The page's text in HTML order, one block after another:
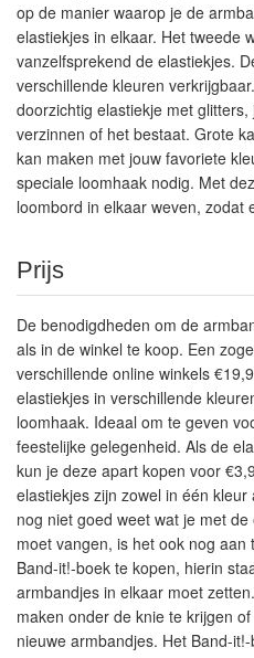
op de manier waarop je de
elastiekjes in elkaar. Het tweede
vanzelfsprekend de elastiekjes.
verschillende kleuren
doorzichtig elastiekje met
verzinnen of het bestaat. Grote
kan maken met jouw favoriete
speciale loomhaak nodig. Met
loombord in elkaar weven, zodat
Prijs
De benodigdheden om de
als in de winkel te koop. Een
verschillende online winkels
elastiekjes in verschillende
loomhaak. Ideaal om te geven
feestelijke gelegenheid. Als de
kun je deze apart kopen voor
elastiekjes zijn zowel in één
nog niet goed weet wat je met
moet vangen, is het ook nog
Band-it!-boek te kopen, hierin
armbandjes in elkaar moet
maken onder de knie te krijgen
nieuwe armbandjes. Het Band-